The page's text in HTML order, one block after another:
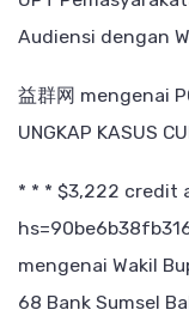
Audiensi dengan
益群网 mengenai
UNGKAP KASUS
* * * $3,222 credit
mengenai Wakil
68 Bank Sumsel